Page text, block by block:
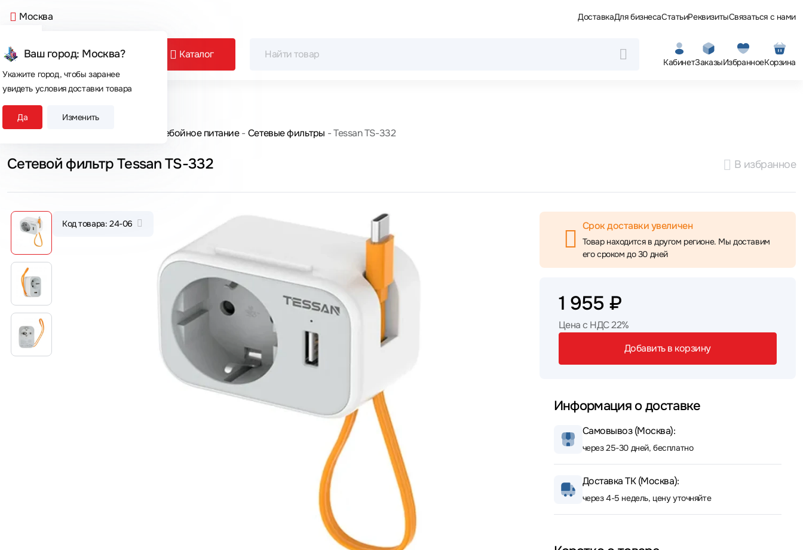
Москва
Ваш город: Москва?
Укажите город, чтобы заранее
увидеть условия доставки товара
Да Изменить
ДоставкаДля бизнесаСтатьиРеквизитыСвязаться с нами
Каталог
КабинетЗаказыИзбранноеКорзина
Сегодня покупают
Главная Бесперебойное питание Сетевые фильтры Tessan TS-332
Сетевой фильтр Tessan TS-332 В избранное
Код товара: 24-06 Срок доставки увеличен
Товар находится в другом регионе. Мы доставим
его сроком до 30 дней
1 955 ₽
Цена с НДС 22%
Добавить в корзину
Информация о доставке
Самовывоз (Москва):
через 25-30 дней, бесплатно
Доставка ТК (Москва):
через 4-5 недель, цену уточняйте